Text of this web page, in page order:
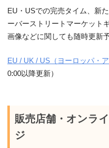
EU・USでの完売タイム、新
ーバーストリートマーケット
画像などに関しても随時更新予
EU / UK / US（ヨーロッパ・
0:00以降更新）
販売店舗・オンラ
ジ